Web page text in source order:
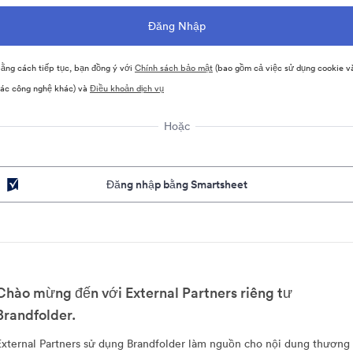
cách tiếp tục, bạn đồng ý với Chính sách bảo mật(bao gồm cả việc sử dụng cookie
công nghệ khác) và Điều khoản dịch vụ
Hoặc
Đăng nhập bằng Smartsheet
mừng đến với External Partners riêng tư
Partners sử dụng Brandfolder làm nguồn cho nội dung thương